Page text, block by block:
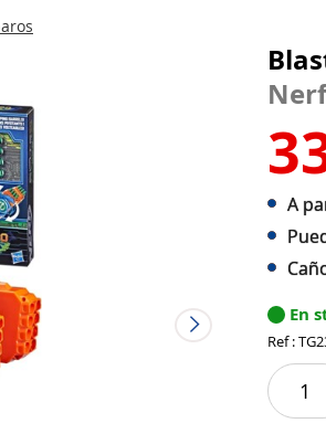
Nerf
A
En
Ref :
1